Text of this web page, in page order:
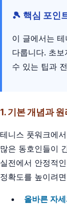
🎾 핵심 포인
이 글에서는
다룹니다. 초
수 있는 팁과
1. 기본 개념과 원
테니스 풋워크에
많은 동호인들이
실전에서 안정적
정확도를 높이려
올바른 자